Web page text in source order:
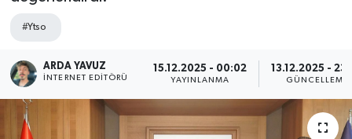
#Ytso
ARDA YAVUZ
İNTERNET EDITÖRÜ
15.12.2025 - 00:02
YAYINLANMA
13.12.2025 -
GÜNCELLEME
İLÇELERİMİZ
RESMİ İLAN